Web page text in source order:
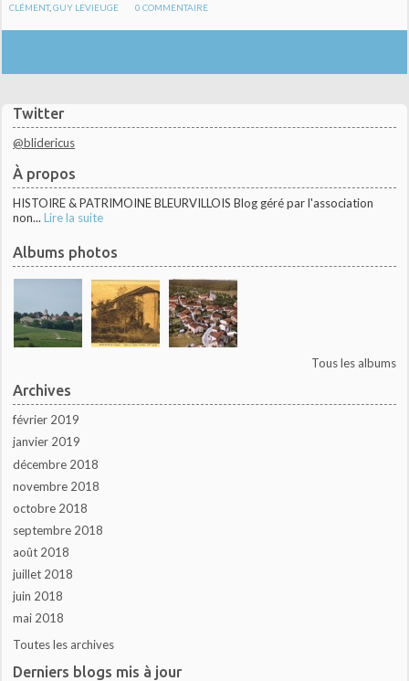
Twitter
@blidericus
À propos
HISTOIRE & PATRIMOINE BLEURVILLOIS Blog géré par l'association
non... Lire la suite
Albums photos
Tous les albums
Archives
février 2019
janvier 2019
décembre 2018
novembre 2018
octobre 2018
septembre 2018
août 2018
juillet 2018
juin 2018
mai 2018
Toutes les archives
Derniers blogs mis à jour
CLÉMENT,GUY LEVIEUGE 0 COMMENTAIRE